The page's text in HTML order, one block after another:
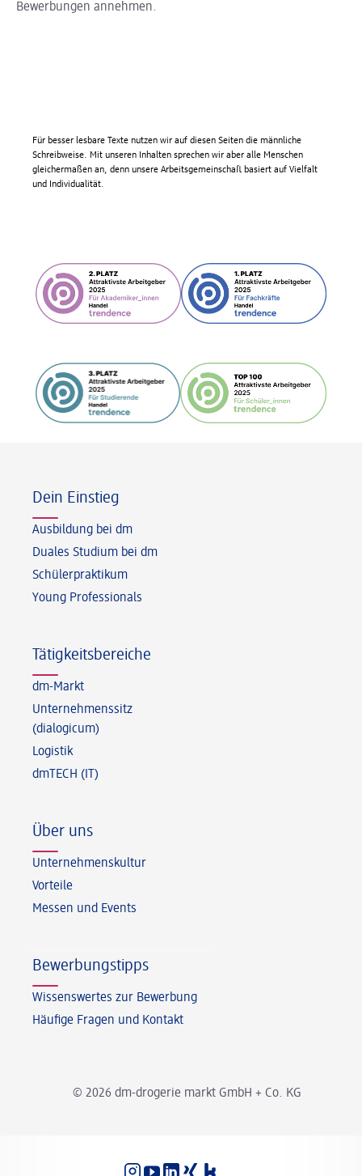
Bewerbungen annehmen.
Für besser lesbare Texte nutzen wir auf diesen Seiten die männliche
Schreibweise. Mit unseren Inhalten sprechen wir aber alle Menschen
gleichermaßen an, denn unsere Arbeitsgemeinschaft basiert auf Vielfalt
und Individualität.
© 2026 dm-drogerie markt GmbH + Co. KG
Dein Einstieg
Ausbildung bei dm
Duales Studium bei dm
Schülerpraktikum
Young Professionals
Tätigkeitsbereiche
dm-Markt
Unternehmenssitz
(dialogicum)
Logistik
dmTECH (IT)
Über uns
Unternehmenskultur
Vorteile
Messen und Events
Bewerbungstipps
Wissenswertes zur Bewerbung
Häufige Fragen und Kontakt